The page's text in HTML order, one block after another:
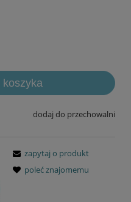
koszyka
dodaj do przechowalni
zapytaj o produkt
poleć znajomemu